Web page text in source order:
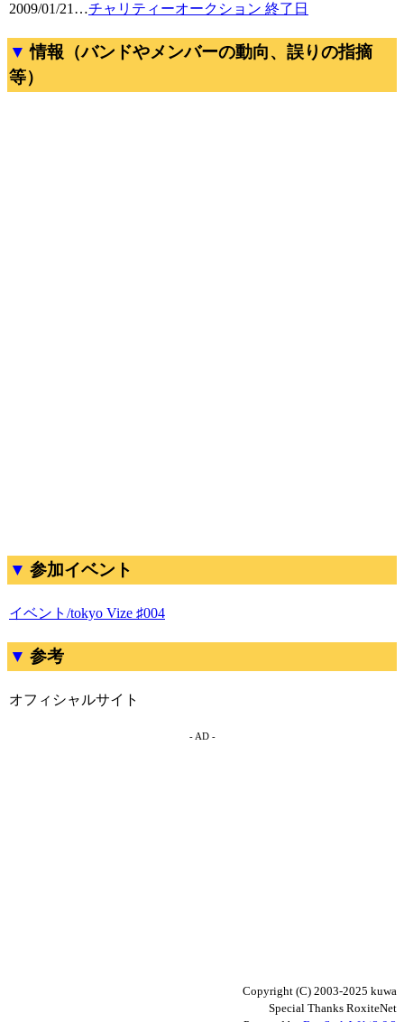
2009/01/21 …チャリティーオークション 終了日
情報（バンドやメンバーの動向、誤りの指摘
等）
参加イベント
イベント/tokyo Vize ♯004
参考
オフィシャルサイト
- AD -
Copyright (C) 2003-2025 kuwa
Special Thanks RoxiteNet